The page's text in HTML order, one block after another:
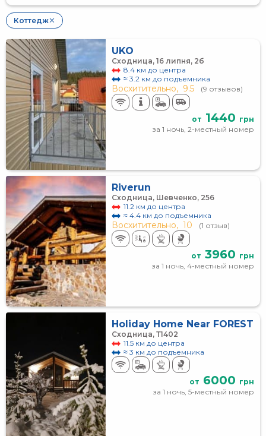
Коттедж✕
UKO
Сходница, 16 липня, 2б
8.4 км до центра
≈ 3.2 км до подъемника
Восхитительно, 9.5 (9 отзывов)
от 1440 грн
за 1 ночь, 2-местный номер
Riverun
Сходница, Шевченко, 256
11.2 км до центра
≈ 4.4 км до подъемника
Восхитительно, 10 (1 отзыв)
от 3960 грн
за 1 ночь, 4-местный номер
Holiday Home Near FOREST
Сходница, Т1402
11.5 км до центра
≈ 3 км до подъемника
от 6000 грн
за 1 ночь, 5-местный номер